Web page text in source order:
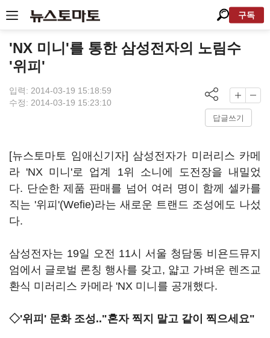
구독
'NX 미니'를 통한 삼성전자의 노림수
'위피'
입력: 2014-03-19 15:18:59
수정: 2014-03-19 15:23:10
답글쓰기
[뉴스토마토 임애신기자] 삼성전자가 미러리스 카메
라 'NX 미니'로 업계 1위 소니에 도전장을 내밀었
다. 단순한 제품 판매를 넘어 여러 명이 함께 셀카를
직는 '위피'(Wefie)라는 새로운 트랜드 조성에도 나섰
다.
삼성전자는 19일 오전 11시 서울 청담동 비욘드뮤지
엄에서 글로벌 론칭 행사를 갖고, 얇고 가벼운 렌즈교
환식 미러리스 카메라 'NX 미니를 공개했다.
◇'위피' 문화 조성.."혼자 찍지 말고 같이 찍으세요"